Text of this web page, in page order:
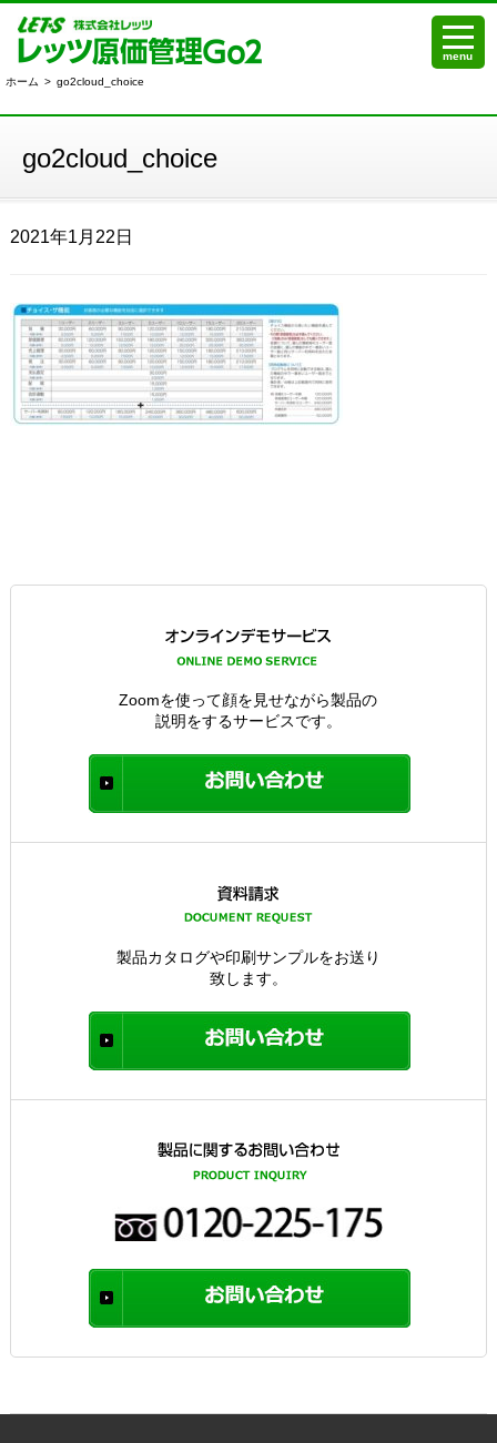
menu
ホーム > go2cloud_choice
go2cloud_choice
2021年1月22日
Zoomを使って顔を見せながら製品の
説明をするサービスです。
製品カタログや印刷サンプルをお送り
致します。